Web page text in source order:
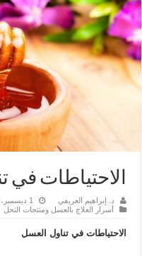
الاحتياطات في
د. إبراهيم العريفي
1 ديسمبر، 2017
أسرار العلاج بالعسل ومنتجات النحل
الاحتياطات في تناول العسل